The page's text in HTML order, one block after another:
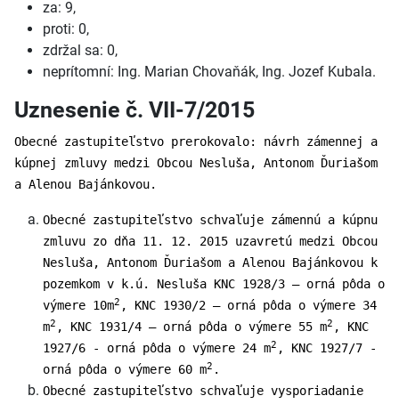
za: 9,
proti: 0,
zdržal sa: 0,
neprítomní: Ing. Marian Chovaňák, Ing. Jozef Kubala.
Uznesenie č. VII-7/2015
Obecné zastupiteľstvo prerokovalo: návrh zámennej a
kúpnej zmluvy medzi Obcou Nesluša, Antonom Ďuriašom
a Alenou Bajánkovou.
Obecné zastupiteľstvo schvaľuje zámennú a kúpnu
zmluvu zo dňa 11. 12. 2015 uzavretú medzi Obcou
Nesluša, Antonom Ďuriašom a Alenou Bajánkovou k
pozemkom v k.ú. Nesluša KNC 1928/3 – orná pôda o
výmere 10m2 , KNC 1930/2 – orná pôda o výmere 34
m2 , KNC 1931/4 – orná pôda o výmere 55 m2 , KNC
1927/6 - orná pôda o výmere 24 m2 , KNC 1927/7 -
orná pôda o výmere 60 m2 .
Obecné zastupiteľstvo schvaľuje vysporiadanie